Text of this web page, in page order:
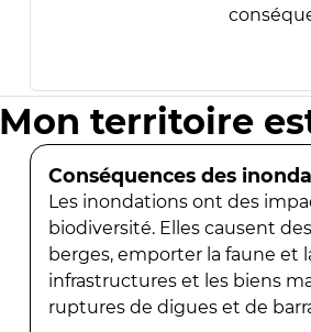
Mon territoire
Conséquences des
Les inondations ont des
biodiversité. Elles causent
berges, emporter la faune et
infrastructures et les biens
ruptures de digues et de